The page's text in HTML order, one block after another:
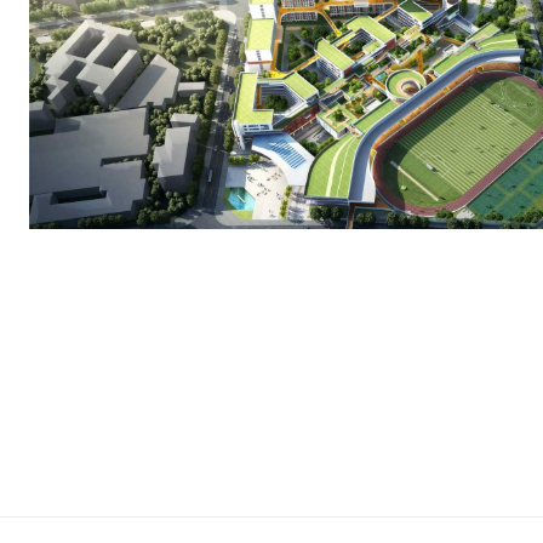
学校（入围方案）